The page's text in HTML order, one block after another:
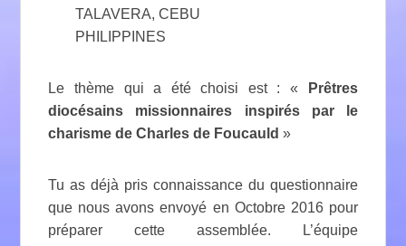
TALAVERA, CEBU
PHILIPPINES
Le thème qui a été choisi est : «
Prêtres
diocésains missionnaires inspirés par le
charisme de Charles de Foucauld »
Tu as déjà pris connaissance du questionnaire
que nous avons envoyé en Octobre 2016 pour
préparer cette assemblée. L’équipe